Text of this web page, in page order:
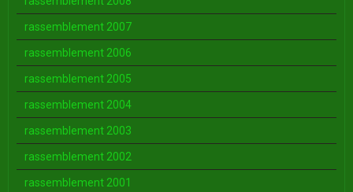
rassemblement 2007
rassemblement 2006
rassemblement 2005
rassemblement 2004
rassemblement 2003
rassemblement 2002
rassemblement 2001